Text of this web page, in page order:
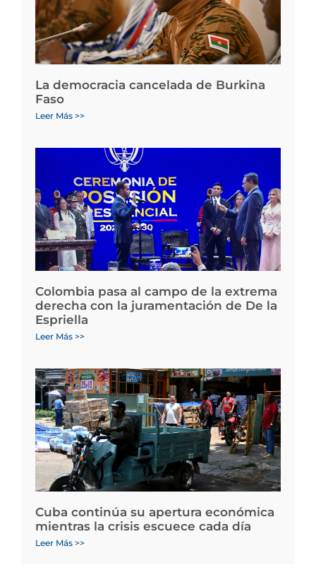
La democracia cancelada de Burkina
Faso
Leer Más >>
Colombia pasa al campo de la extrema
derecha con la juramentación de De la
Espriella
Leer Más >>
Cuba continúa su apertura económica
mientras la crisis escuece cada día
Leer Más >>